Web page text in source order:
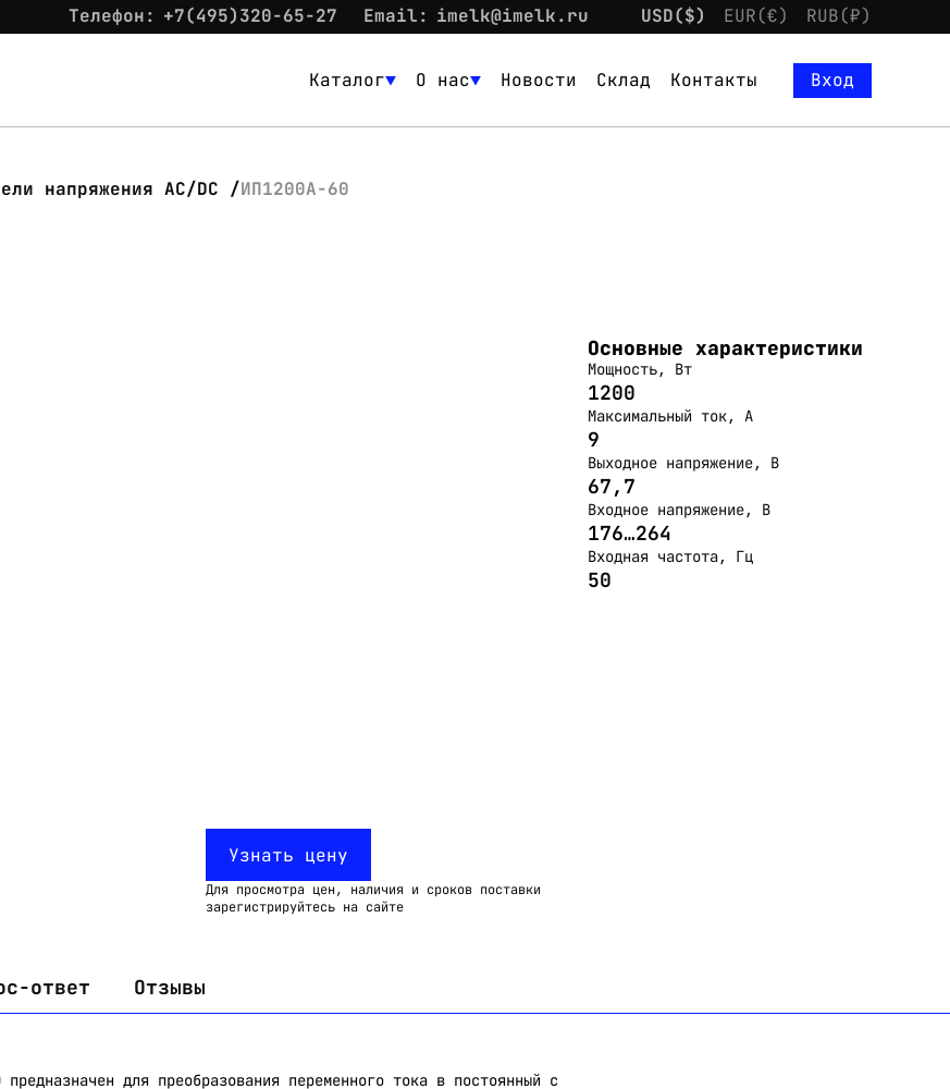
Телефон: +7(495)320-65-27 Email: imelk@imelk.ru USD($) EUR(€) RUB(₽)
Каталог О нас Новости Склад Контакты
Вход
напряжения AC/DC ИП1200А-60
Узнать цену
Для просмотра цен, наличия и сроков поставки
зарегистрируйтесь на сайте
Основные характеристики
Мощность, Вт
1200
Максимальный ток, А
9
Выходное напряжение, В
67,7
Входное напряжение, В
176…264
Входная частота, Гц
50
ответ Отзывы
для преобразования переменного тока в постоянный с